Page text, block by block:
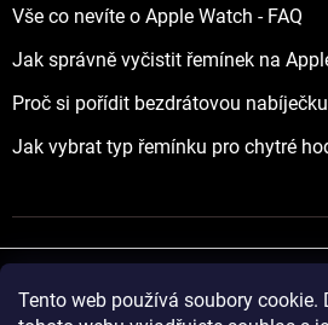
Tento web používá soubory cookie.
Vše co nevíte o Apple Watch - FAQ
Jak správně vyčistit řemínek na
Proč si pořídit bezdrátovou
Jak vybrat typ řemínku pro chytré
Vytvořil